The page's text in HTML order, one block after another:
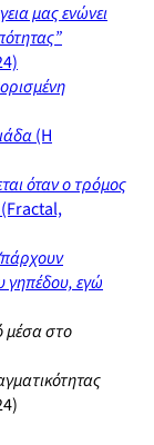
μας ενώνει
(Η
όταν ο τρόμος
γηπέδου, εγώ
μέσα στο